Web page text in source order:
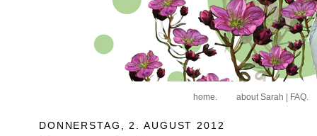
home. about Sarah | FAQ.
DONNERSTAG, 2. AUGUST 2012